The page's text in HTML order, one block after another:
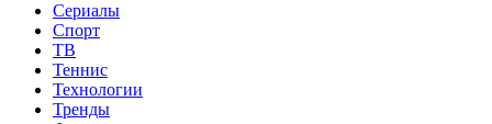
Сериалы
Спорт
ТВ
Теннис
Технологии
Тренды